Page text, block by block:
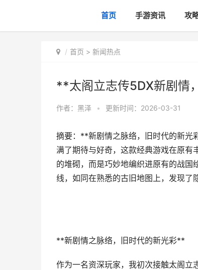
首页 手游资讯 攻
首页 > 新闻热点
**太阁立志传5DX新剧情
作者： 黑泽 • 更新时间：2026-03-31
摘要：**新剧情之脉络，旧时代的新光
满了期待与好奇，这款经典游戏在原
的堆砌，而是巧妙地编织进原有的战
线，如同在熟悉的古旧地图上，发现
**新剧情之脉络，旧时代的新光彩**
作为一名资深玩家，我初次接触太阁立